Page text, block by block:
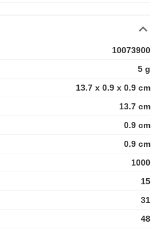
10073900
5 g
13.7 x 0.9 x 0.9 cm
13.7 cm
0.9 cm
0.9 cm
1000
15
31
48